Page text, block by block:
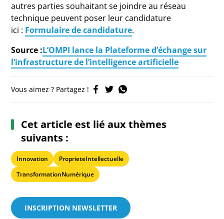
autres parties souhaitant se joindre au réseau
technique peuvent poser leur candidature
ici : Formulaire de candidature.
Source :L’OMPI lance la Plateforme d’échange sur
l’infrastructure de l’intelligence artificielle
Vous aimez ? Partagez !
Cet article est lié aux thèmes
suivants :
Innovation
ProprieteIntellectuelle
TransformationNumérique
INSCRIPTION NEWSLETTER